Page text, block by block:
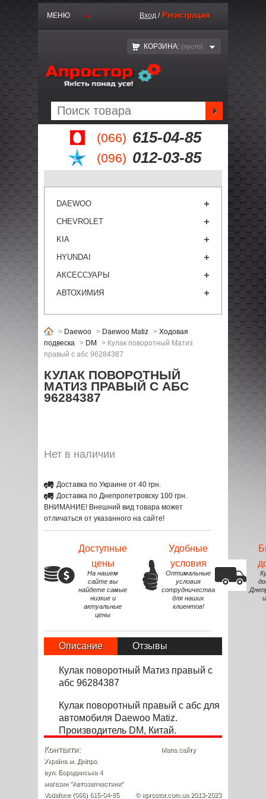
(066) 615-04-85
(096) 012-03-85
МЕНЮ Вход / Регистрация
КОРЗИНА: (пустo)
DAEWOO
CHEVROLET
KIA
HYUNDAI
АКСЕССУАРЫ
АВТОХИМИЯ
> Daewoo > Daewoo Matiz > Ходовая
подвеска > DM > Кулак поворотный Матиз
правый с абс 96284387
КУЛАК ПОВОРОТНЫЙ
МАТИЗ ПРАВЫЙ С АБС
96284387
Нет в наличии
Доставка по Украине от 40 грн.
Доставка по Днепропетровску 100 грн.
ВНИМАНИЕ! Внешний вид товара может
отличаться от указанного на сайте!
Доступные
цены
На нашем
сайте вы
найдете самые
низкие и
актуальные
цены
Удобные
условия
Оптимальные
условия
сотрудничества
для наших
клиентов!
Описание Отзывы
Кулак поворотный Матиз правый с
абс 96284387
Кулак поворотный правый с абс для
автомобиля Daewoo Matiz.
Производитель DM, Китай.
Контакти:
Україна м. Дніпро
вул. Бородинська 4
магазин "Автозапчастини"
Vodafone (066) 615-04-85
Мапа сайту
© aprostor.com.ua 2013-2023